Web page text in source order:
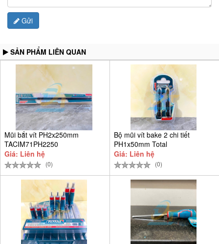
Gửi
SẢN PHẨM LIÊN QUAN
Mũi bắt vít PH2x250mm
TACIM71PH2250
Giá: Liên hệ
(0)
Bộ mũi vít bake 2 chi tiết
PH1x50mm Total
TACIM71PH150
Giá: Liên hệ
(0)